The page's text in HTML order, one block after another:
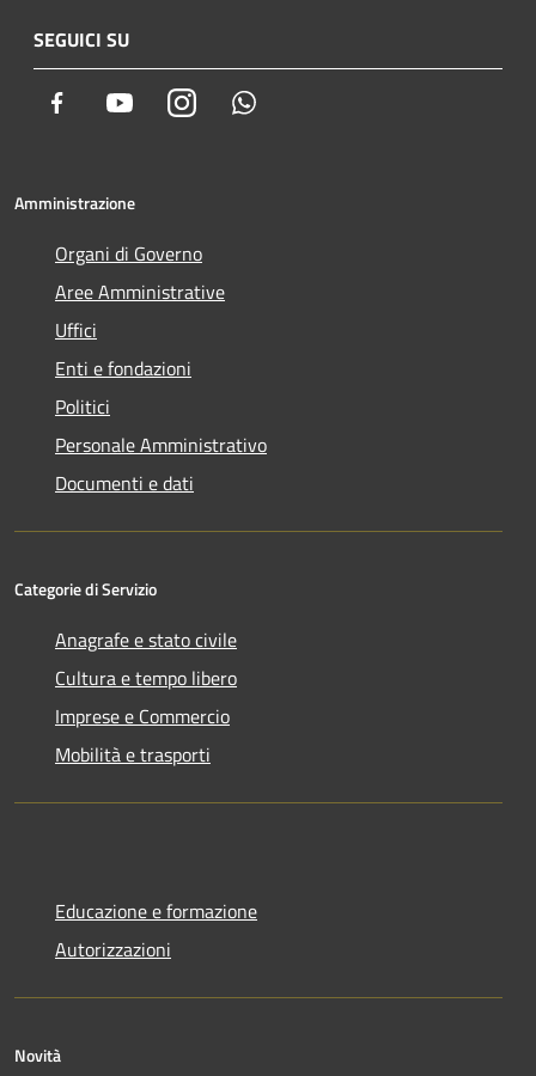
SEGUICI SU
Facebook YoutubeInstagram
Amministrazione
Organi di Governo
Aree Amministrative
Uffici
Enti e fondazioni
Politici
Personale Amministrativo
Documenti e dati
Categorie di Servizio
Anagrafe e stato civile
Cultura e tempo libero
Imprese e Commercio
Mobilità e trasporti
Educazione e formazione
Autorizzazioni
Novità